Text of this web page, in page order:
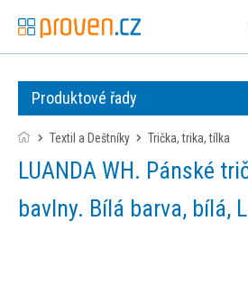
Produktové řady
Textil a Deštníky trička, trika, tílka
LUANDA WH. Pánské tričko z tubulární
bavlny. Bílá barva, bílá, L